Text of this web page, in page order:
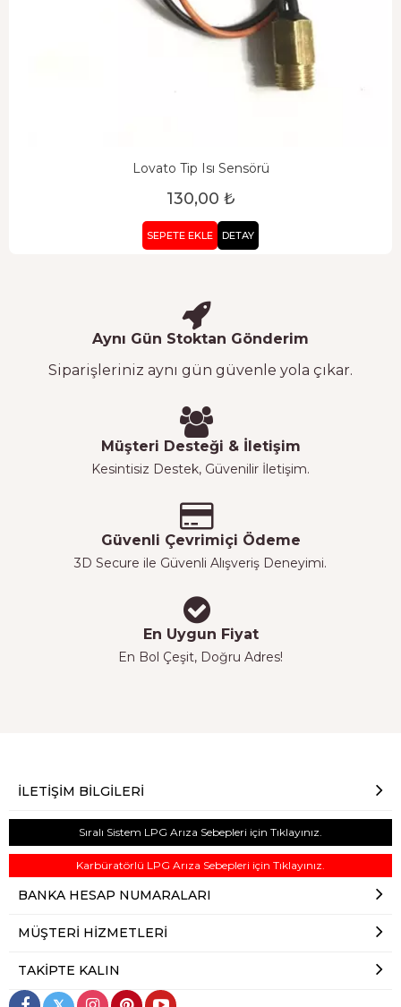
Lovato Tip Isı Sensörü
130,00 ₺
SEPETE EKLE DETAY
Aynı Gün Stoktan Gönderim
Siparişleriniz aynı gün güvenle yola çıkar.
Müşteri Desteği & İletişim
Kesintisiz Destek, Güvenilir İletişim.
Güvenli Çevrimiçi Ödeme
3D Secure ile Güvenli Alışveriş Deneyimi.
En Uygun Fiyat
En Bol Çeşit, Doğru Adres!
İLETIŞIM BILGILERI
Sıralı Sistem LPG Arıza Sebepleri için Tıklayınız.
Karbüratörlü LPG Arıza Sebepleri için Tıklayınız.
BANKA HESAP NUMARALARI
MÜŞTERI HIZMETLERI
TAKIPTE KALIN